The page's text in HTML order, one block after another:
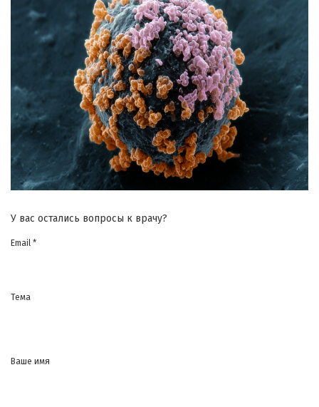
У вас остались вопросы к врачу?
Email *
Тема
Ваше имя